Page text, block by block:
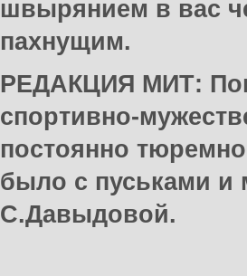
швырянием в вас
пахнущим.
РЕДАКЦИЯ МИТ:
спортивно-
постоянно
было с пуськами и
С.Давыдовой.